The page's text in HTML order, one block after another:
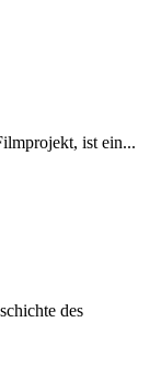
ist ein...
des